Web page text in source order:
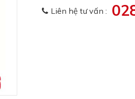
Liên hệ tư vấn :